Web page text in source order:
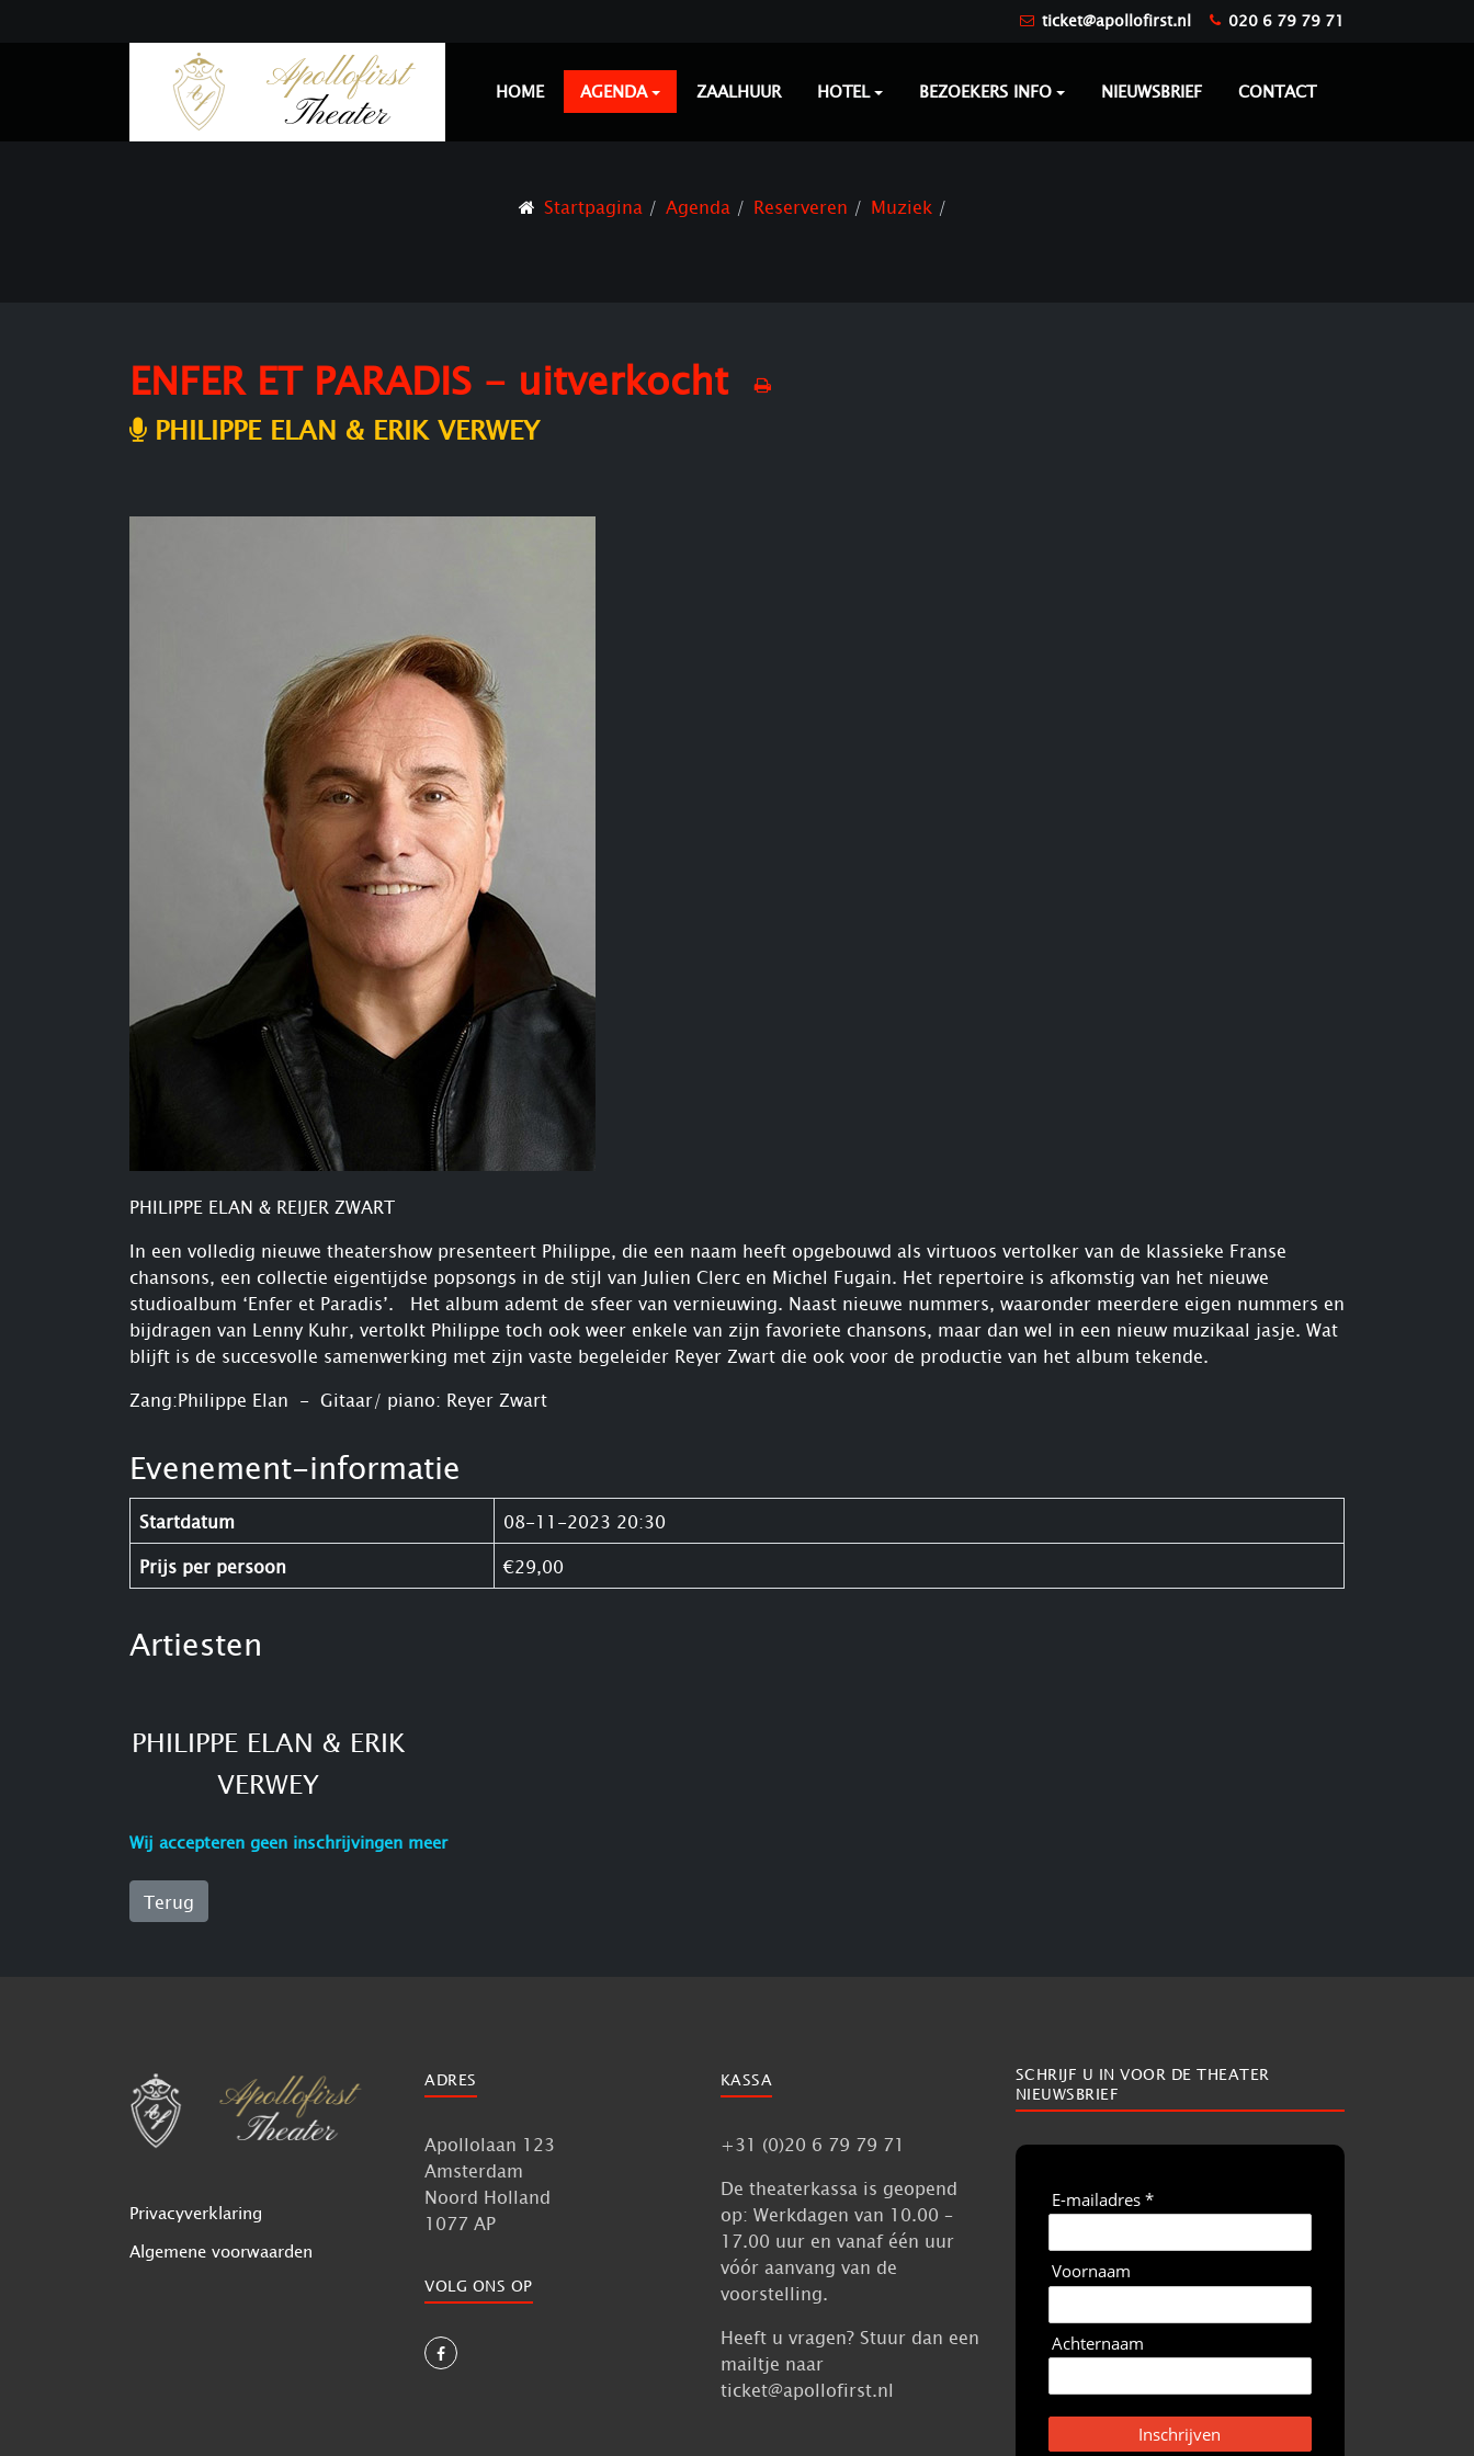
ticket@apollofirst.nl 020 6 79 79 71
HOME AGENDA ZAALHUUR HOTEL BEZOEKERS INFO NIEUWSBRIEF CONTACT
Startpagina Agenda Reserveren Muziek
ENFER ET PARADIS - uitverkocht
PHILIPPE ELAN & ERIK VERWEY
PHILIPPE ELAN & REIJER ZWART
In een volledig nieuwe theatershow presenteert Philippe, die een naam heeft opgebouwd als virtuoos vertolker van de klassieke Franse
chansons, een collectie eigentijdse popsongs in de stijl van Julien Clerc en Michel Fugain. Het repertoire is afkomstig van het nieuwe
studioalbum ‘Enfer et Paradis’. Het album ademt de sfeer van vernieuwing. Naast nieuwe nummers, waaronder meerdere eigen nummers en
bijdragen van Lenny Kuhr, vertolkt Philippe toch ook weer enkele van zijn favoriete chansons, maar dan wel in een nieuw muzikaal jasje. Wat
blijft is de succesvolle samenwerking met zijn vaste begeleider Reyer Zwart die ook voor de productie van het album tekende.
Zang:Philippe Elan - Gitaar/ piano: Reyer Zwart
Evenement-informatie
Startdatum 08-11-2023 20:30
Prijs per persoon €29,00
Artiesten
PHILIPPE ELAN & ERIK
VERWEY
Wij accepteren geen inschrijvingen meer
Terug
Privacyverklaring
Algemene voorwaarden
ADRES
Apollolaan 123
Amsterdam
Noord Holland
1077 AP
VOLG ONS OP
KASSA
+31 (0)20 6 79 79 71
De theaterkassa is geopend
op: Werkdagen van 10.00 –
17.00 uur en vanaf één uur
vóór aanvang van de
voorstelling.
Heeft u vragen? Stuur dan een
mailtje naar
ticket@apollofirst.nl
SCHRIJF U IN VOOR DE THEATER
NIEUWSBRIEF
E-mailadres *
Voornaam
Achternaam
Inschrijven